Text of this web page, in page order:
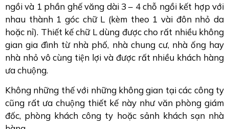
ngồi và 1 phần ghế văng dài 3 – 4 chỗ ngồi kết hợp với
nhau thành 1 góc chữ L (kèm theo 1 vài đôn nhỏ da
hoặc nỉ). Thiết kế chữ L dùng được cho rất nhiều không
gian gia đình từ nhà phố, nhà chung cư, nhà ống hay
nhà nhỏ vô cùng tiện lợi và được rất nhiều khách hàng
ưa chuộng.
Không những thế với những không gian tại các công ty
cũng rất ưa chuộng thiết kế này như văn phòng giám
đốc, phòng khách công ty hoặc sảnh khách sạn nhà